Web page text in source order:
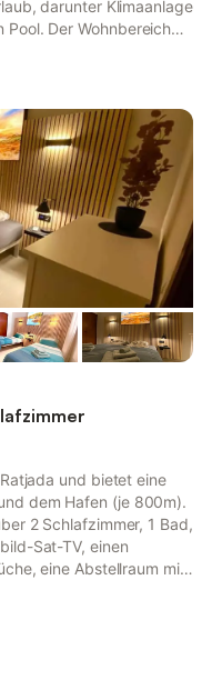
darunter Klimaanlage
Der Wohnbereich
und
einfachen Zugang zu
Restaurants und
und bietet eine
dem Hafen (je 800m).
2 Schlafzimmer, 1 Bad,
Sat-TV, einen
eine Abstellraum mit
einen eigenen